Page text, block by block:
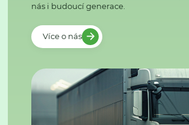
nás i budoucí generace.
Více o nás